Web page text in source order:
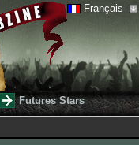
Français
Futures Stars